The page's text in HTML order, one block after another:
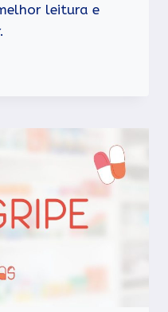
leitura e